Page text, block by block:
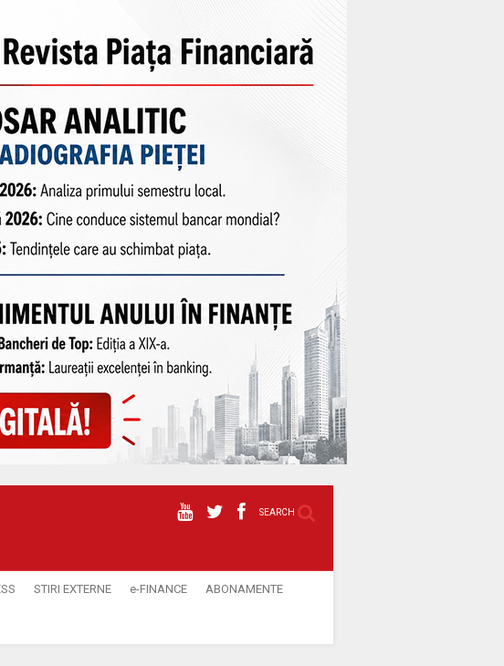
SEARCH
STIRI EXTERNE e-FINANCE ABONAMENTE